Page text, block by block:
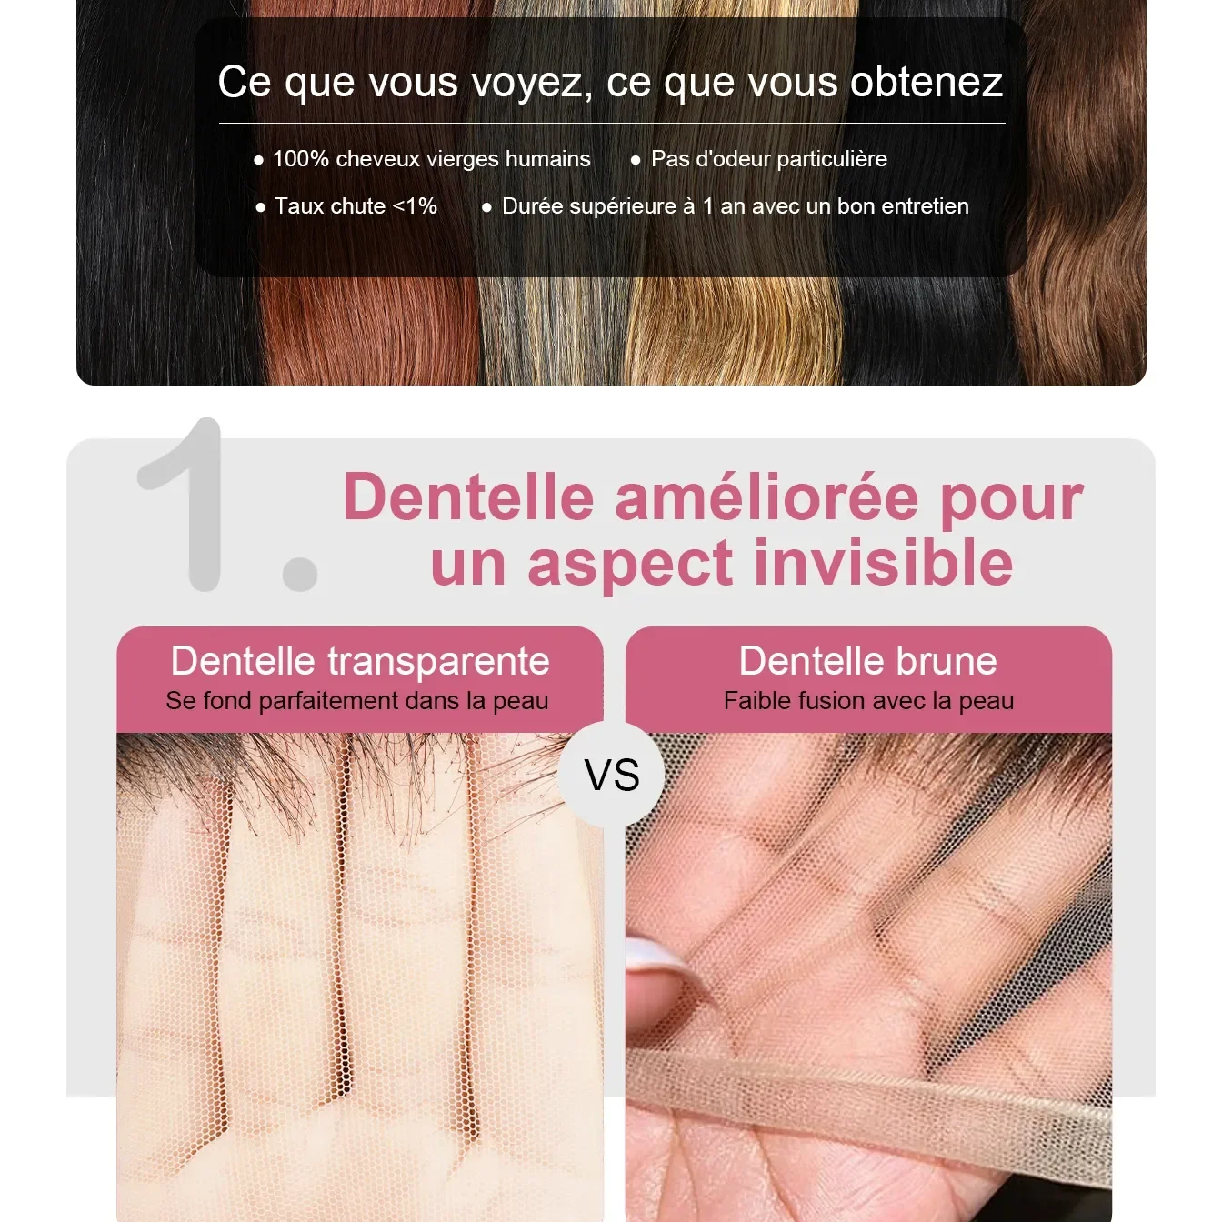
souhaitez. Vous pouvez nous envoyer des photos et des exigences. Il
faudra 7 jours pour procéder. Vous pouvez nous écrire à : vip@shinehair.fr
5.Puis-je avoir un prix de gros si j'en achète plus ?
Oui, vous pouvez avoir un prix de gros si vous nous contactez pour une
commande groupée.
3.WIG MESURE
Pour mesurer la longueur d'une perruque droite, partez du centre du bonnet
de perruque ou de la tête et mesurez jusqu'à la mèche de cheveux la plus
longue en bas.
Pour les perruques bouclées et ondulées, vous devez lisser les cheveux
avant de les mesurer. Etirez doucement les cheveux jusqu'à leur longueur
maximale, puis mesurez du haut de la perruque jusqu'à l'extrémité des
cheveux.
Pour toute question, n'hésitez pas à nous contacter :
vip@shinehair.fr